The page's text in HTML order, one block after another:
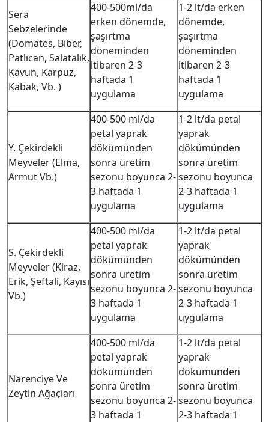
Sera
Sebzelerinde
(Domates, Biber,
Patlıcan, Salatalık,
Kavun, Karpuz,
Kabak, Vb. )
400-500ml/da
erken dönemde,
şaşırtma
döneminden
itibaren 2-3
haftada 1
uygulama
1-2 lt/da erken
dönemde,
şaşırtma
döneminden
itibaren 2-3
haftada 1
uygulama
Y. Çekirdekli
Meyveler (Elma,
Armut Vb.)
400-500 ml/da
petal yaprak
dökümünden
sonra üretim
sezonu boyunca 2-
3 haftada 1
uygulama
1-2 lt/da petal
yaprak
dökümünden
sonra üretim
sezonu boyunca
2-3 haftada 1
uygulama
S. Çekirdekli
Meyveler (Kiraz,
Erik, Şeftali, Kayısı
Vb.)
400-500 ml/da
petal yaprak
dökümünden
sonra üretim
sezonu boyunca 2-
3 haftada 1
uygulama
1-2 lt/da petal
yaprak
dökümünden
sonra üretim
sezonu boyunca
2-3 haftada 1
uygulama
Narenciye Ve
Zeytin Ağaçları
400-500 ml/da
petal yaprak
dökümünden
sonra üretim
sezonu boyunca 2-
3 haftada 1
1-2 lt/da petal
yaprak
dökümünden
sonra üretim
sezonu boyunca
2-3 haftada 1